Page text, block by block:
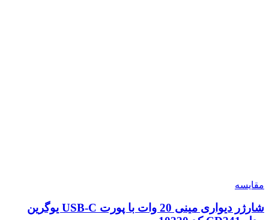
مقایسه
شارژر دیواری مینی 20 وات با پورت USB-C یوگرین